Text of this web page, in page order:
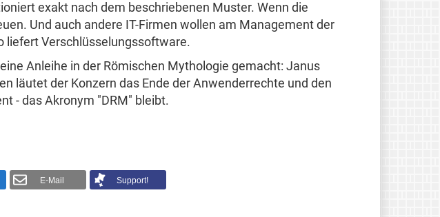
exakt nach dem beschriebenen Muster. Wenn die
Und auch andere IT-Firmen wollen am Management der
liefert Verschlüsselungssoftware.
Anleihe in der Römischen Mythologie gemacht: Janus
läutet der Konzern das Ende der Anwenderrechte und den
- das Akronym "DRM" bleibt.
E-Mail
Support!